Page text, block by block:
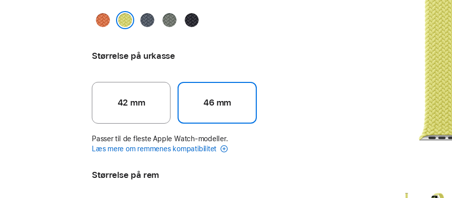
gurkemeje stålblågrågrønmidnat
Størrelse på urkasse
42 mm 46 mm
Passer til de fleste Apple Watch-modeller.
Læs mere om remmenes kompatibilitet
Størrelse på rem